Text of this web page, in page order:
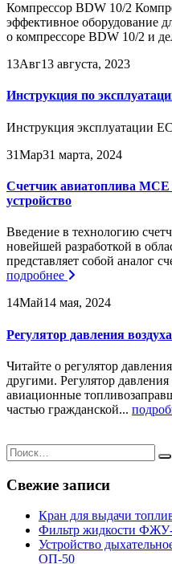
Компрессор BDW 10/2
эффективное оборудование
о компрессоре BDW 10/2 и
13Авг13 августа, 2023
Инструкция по
Инструкция эксплуатации
31Мар31 марта, 2024
Счетчик авиатоплива МСЕ
устройство
Введение в технологию
новейшей разработкой в
представляет собой
подробнее
14Май14 мая, 2024
Регулятор давления
Читайте о регулятор
другими. Регулятор
авиационные
частью гражданской...
Свежие записи
Кран для выдачи
Фильтр жидкости
Устройство
ОП-50